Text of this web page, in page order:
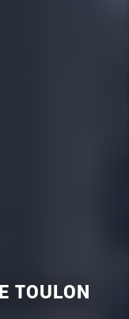
TOULON